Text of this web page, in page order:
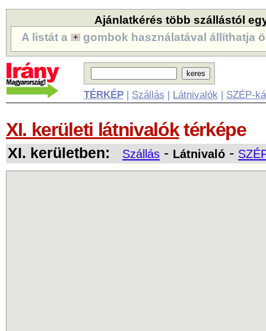
Ajánlatkérés több szállástól
A listát a
gombok használatával állíthatja
TÉRKÉP| Szállás | Látnivalók | SZÉP-
XI. kerületi látnivalóktérképe
XI. kerületben: Szállás - Látnivaló -